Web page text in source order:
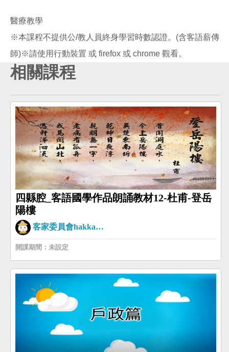
醫療教學
※本課程不提供公/教人員終身學習時數認證。(含客語薪傳
相關課程
四縣腔_客語國學作品朗誦教材12-杜甫-登岳
陽樓
客家委員會hakkaman
開課期間：未設定